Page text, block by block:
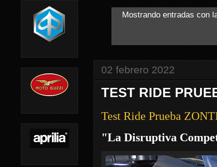
Mostrando entradas con
02 febrero 2022
TEST RIDE
Test Ride Prueba
"La Disruptiva